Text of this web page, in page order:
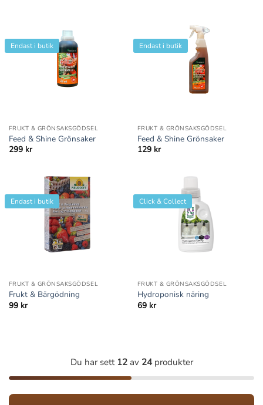
Endast i butik
FRUKT & GRÖNSAKSGÖDSEL
Feed & Shine Grönsaker
299 kr
Endast i butik
FRUKT & GRÖNSAKSGÖDSEL
Feed & Shine Grönsaker
129 kr
Endast i butik
FRUKT & GRÖNSAKSGÖDSEL
Frukt & Bärgödning
99 kr
Click & Collect
FRUKT & GRÖNSAKSGÖDSEL
Hydroponisk näring
69 kr
Du har sett 12av 24produkter